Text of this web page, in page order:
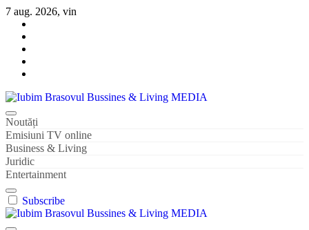
Sari
conținut
7 aug. 2026, vin
Iubim Brasovul Bussines & Living MEDIA
Din pasiune și dragoste pentru Brașoveni
Noutăți
Emisiuni TV online
Business & Living
Juridic
Entertainment
Subscribe